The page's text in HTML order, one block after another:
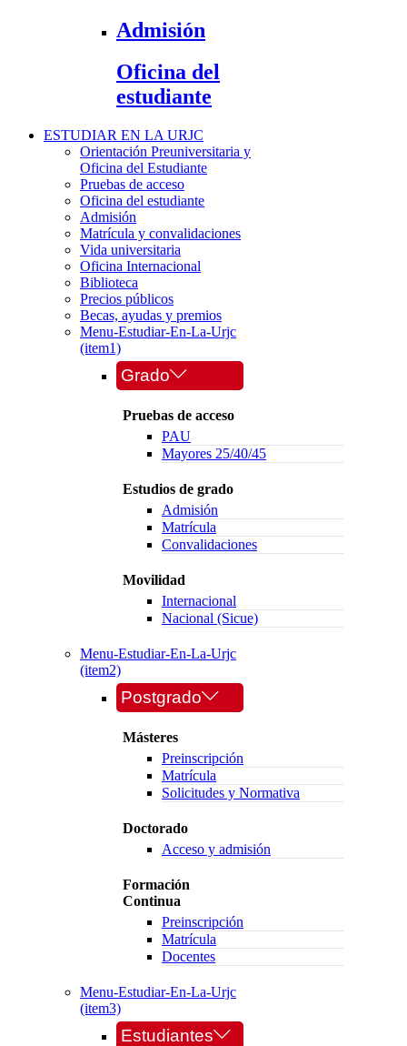
Admisión
Oficina del
estudiante
ESTUDIAR EN LA URJC
Orientación Preuniversitaria y
Oficina del Estudiante
Pruebas de acceso
Oficina del estudiante
Admisión
Matrícula y convalidaciones
Vida universitaria
Oficina Internacional
Biblioteca
Precios públicos
Becas, ayudas y premios
Menu-Estudiar-En-La-Urjc
(item1)
Grado
Pruebas de acceso
PAU
Mayores 25/40/45
Estudios de grado
Admisión
Matrícula
Convalidaciones
Movilidad
Internacional
Nacional (Sicue)
Menu-Estudiar-En-La-Urjc
(item2)
Postgrado
Másteres
Preinscripción
Matrícula
Solicitudes y Normativa
Doctorado
Acceso y admisión
Formación
Continua
Preinscripción
Matrícula
Docentes
Menu-Estudiar-En-La-Urjc
(item3)
Estudiantes